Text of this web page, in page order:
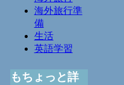
海外旅行準
備
生活
英語学習
もちょっと詳